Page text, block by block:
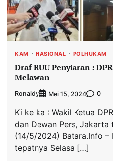
KAM NASIONAL POLHUKAM
Draf RUU Penyiaran :
Melawan
Ronaldy Mei 15, 2024 0
Ki ke ka : Wakil Ketua
dan Dewan Pers, Jakarta
(14/5/2024) Batara.Info –
tepatnya Selasa […]